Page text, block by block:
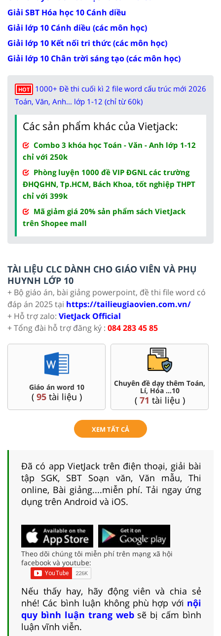
Giải SBT Hóa học 10 Cánh diều
Giải lớp 10 Cánh diều (các môn học)
Giải lớp 10 Kết nối tri thức (các môn học)
Giải lớp 10 Chân trời sáng tạo (các môn học)
HOT
1000+ Đề thi cuối kì 2 file word cấu trúc mới 2026
Toán, Văn, Anh... lớp 1-12 (chỉ từ 60k)
Các sản phẩm khác của Vietjack:
Combo 3 khóa học Toán - Văn - Anh lớp 1-12
chỉ với 250k
Phòng luyện 1000 đề VIP ĐGNL các trường
ĐHQGHN, Tp.HCM, Bách Khoa, tốt nghiệp THPT
chỉ với 399k
Mã giảm giá 20% sản phẩm sách VietJack
trên Shopee mall
TÀI LIỆU CLC DÀNH CHO GIÁO VIÊN VÀ PHỤ
HUYNH LỚP 10
+ Bộ giáo án, bài giảng powerpoint, đề thi file word có
đáp án 2025 tại https://tailieugiaovien.com.vn/
+ Hỗ trợ zalo: VietJack Official
+ Tổng đài hỗ trợ đăng ký : 084 283 45 85
Giáo án word 10
( 95tài liệu )
Chuyên đề dạy thêm Toán,
Lí, Hóa ...10
( 71 tài liệu )
XEM TẤT CẢ
Đã có app VietJack trên điện thoại, giải bài
tập SGK, SBT Soạn văn, Văn mẫu, Thi
online, Bài giảng....miễn phí. Tải ngay ứng
dụng trên Android và iOS.
Theo dõi chúng tôi miễn phí trên mạng xã hội
facebook và youtube:
Nếu thấy hay, hãy động viên và chia sẻ
nhé! Các bình luận không phù hợp với nội
quy bình luận trang websẽ bị cấm bình
luận vĩnh viễn.